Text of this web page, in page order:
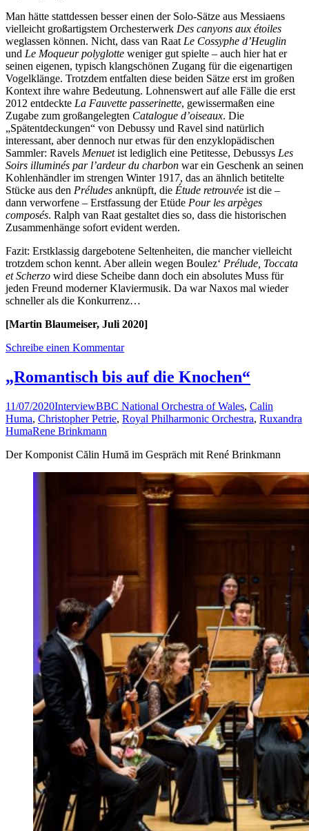
Man hätte stattdessen besser einen der Solo-Sätze aus Messiaens
vielleicht großartigstem Orchesterwerk Des canyons aux étoiles
weglassen können. Nicht, dass van Raat Le Cossyphe d’Heuglin
und Le Moqueur polyglotte weniger gut spielte – auch hier hat er
seinen eigenen, typisch klangschönen Zugang für die eigenartigen
Vogelklänge. Trotzdem entfalten diese beiden Sätze erst im großen
Kontext ihre wahre Bedeutung. Lohnenswert auf alle Fälle die erst
2012 entdeckte La Fauvette passerinette, gewissermaßen eine
Zugabe zum großangelegten Catalogue d’oiseaux. Die
„Spätentdeckungen“ von Debussy und Ravel sind natürlich
interessant, aber dennoch nur etwas für den enzyklopädischen
Sammler: Ravels Menuetist lediglich eine Petitesse, Debussys Les
Soirs illuminés par l’ardeur du charbon war ein Geschenk an seinen
Kohlenhändler im strengen Winter 1917, das an ähnlich betitelte
Stücke aus den Préludes anknüpft, die Étude retrouvée ist die –
dann verworfene – Erstfassung der Etüde Pour les arpèges
composés. Ralph van Raat gestaltet dies so, dass die historischen
Zusammenhänge sofort evident werden.
Fazit: Erstklassig dargebotene Seltenheiten, die mancher vielleicht
trotzdem schon kennt. Aber allein wegen Boulez‘ Prélude, Toccata
et Scherzo wird diese Scheibe dann doch ein absolutes Muss für
jeden Freund moderner Klaviermusik. Da war Naxos mal wieder
schneller als die Konkurrenz…
[Martin Blaumeiser, Juli 2020]
Schreibe einen Kommentar
„Romantisch bis auf die Knochen“
11/07/2020InterviewBBC National Orchestra of Wales, Calin
Huma, Christopher Petrie, Royal Philharmonic Orchestra, Ruxandra
HumaRene Brinkmann
Der Komponist Călin Humă im Gespräch mit René Brinkmann